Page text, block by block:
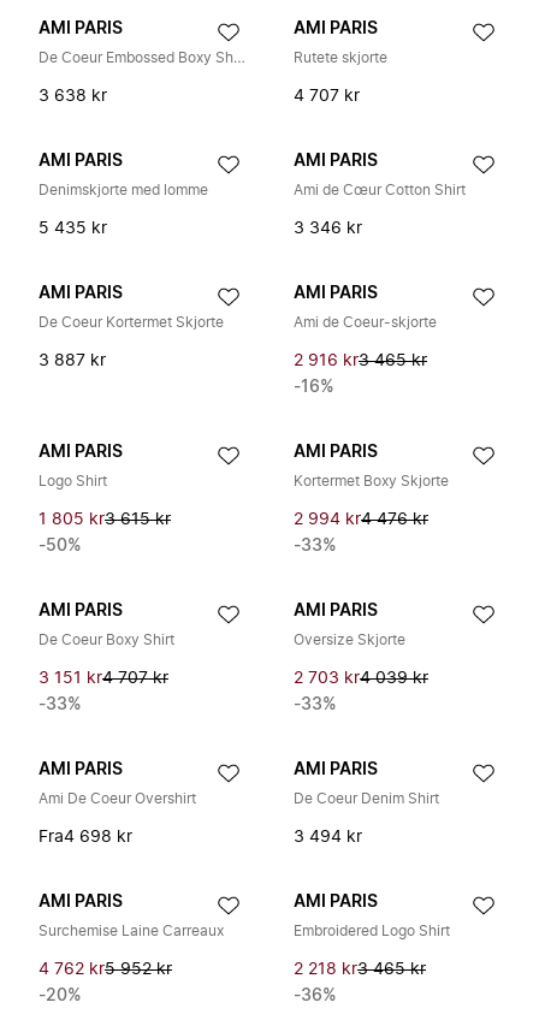
AMI PARIS
De Coeur Embossed Boxy Shirt
3 638 kr
AMI PARIS
Rutete skjorte
4 707 kr
AMI PARIS
Denimskjorte med lomme
5 435 kr
AMI PARIS
Ami de Cœur Cotton Shirt
3 346 kr
AMI PARIS
De Coeur Kortermet Skjorte
3 887 kr
AMI PARIS
Ami de Coeur-skjorte
2 916 kr3 465 kr
-16%
AMI PARIS
Logo Shirt
1 805 kr3 615 kr
-50%
AMI PARIS
Kortermet Boxy Skjorte
2 994 kr4 476 kr
-33%
AMI PARIS
De Coeur Boxy Shirt
3 151 kr4 707 kr
-33%
AMI PARIS
Oversize Skjorte
2 703 kr4 039 kr
-33%
AMI PARIS
Ami De Coeur Overshirt
Fra4 698 kr
AMI PARIS
De Coeur Denim Shirt
3 494 kr
AMI PARIS
Surchemise Laine Carreaux
4 762 kr5 952 kr
-20%
AMI PARIS
Embroidered Logo Shirt
2 218 kr3 465 kr
-36%